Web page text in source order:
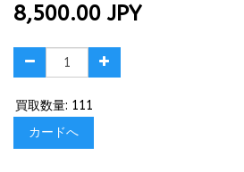
8,500.00 JPY
買取数量: 111
カードへ